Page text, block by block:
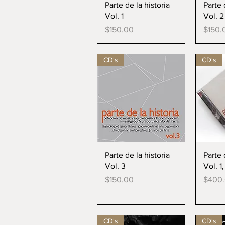
Vista rápida
Parte de la historia
Vol. 1
Precio
$150.00
Parte
Vol. 2
Precio
Vista rápida
CD's
Parte de la historia
Vol. 3
Precio
$150.00
CD's
Parte
Vol.
Precio
CD's CD's